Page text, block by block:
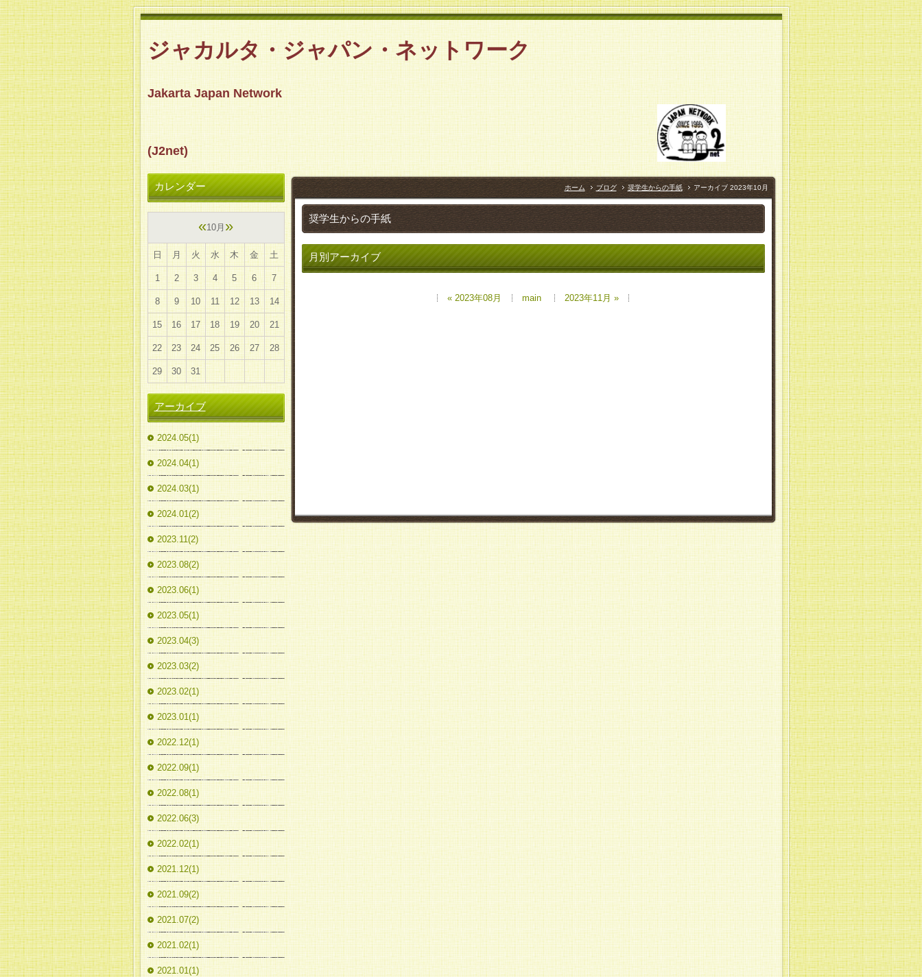
ジャカルタ・ジャパン・ネットワーク
Jakarta Japan Network
(J2net)
ホーム ブログ 奨学生からの手紙 アーカイブ 2023年10月
奨学生からの手紙
月別アーカイブ
« 2023年08月 main 2023年11月 »
カレンダー
«10月 »
日 月 火 水 木 金 土
1 2 3 4 5 6 7
8 9 10 11 12 13 14
15 16 17 18 19 20 21
22 23 24 25 26 27 28
29 30 31
アーカイブ
2024.05(1)
2024.04(1)
2024.03(1)
2024.01(2)
2023.11(2)
2023.08(2)
2023.06(1)
2023.05(1)
2023.04(3)
2023.03(2)
2023.02(1)
2023.01(1)
2022.12(1)
2022.09(1)
2022.08(1)
2022.06(3)
2022.02(1)
2021.12(1)
2021.09(2)
2021.07(2)
2021.02(1)
2021.01(1)